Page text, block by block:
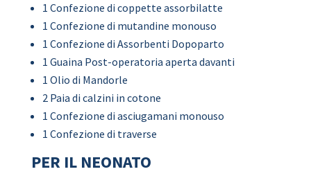
1 Confezione di coppette assorbilatte
1 Confezione di mutandine monouso
1 Confezione di Assorbenti Dopoparto
1 Guaina Post-operatoria aperta davanti
1 Olio di Mandorle
2 Paia di calzini in cotone
1 Confezione di asciugamani monouso
1 Confezione di traverse
PER IL NEONATO